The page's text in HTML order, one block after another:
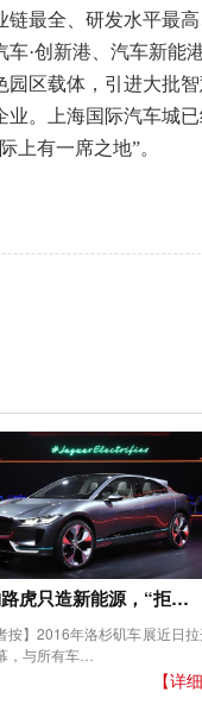
最全、研发水平最
·创新港、汽车新能
区载体，引进大批
。上海国际汽车城
上有一席之地”。
虎只造新能源，“拒…
按】2016年洛杉矶车展近日
，与所有车…
【详